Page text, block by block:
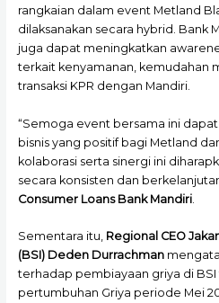
rangkaian dalam event Metland
dilaksanakan secara hybrid. Bank
juga dapat meningkatkan
terkait kenyamanan, kemudahan
transaksi KPR dengan Mandiri.
“Semoga event bersama ini
bisnis yang positif bagi Metland
kolaborasi serta sinergi ini
secara konsisten dan
Consumer Loans Bank Mandiri.
Sementara itu, Regional CEO
(BSI) Deden Durrachman
terhadap pembiayaan griya di
pertumbuhan Griya periode Mei